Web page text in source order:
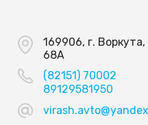
169906, г.
68A
(82151) 70002
89129581950